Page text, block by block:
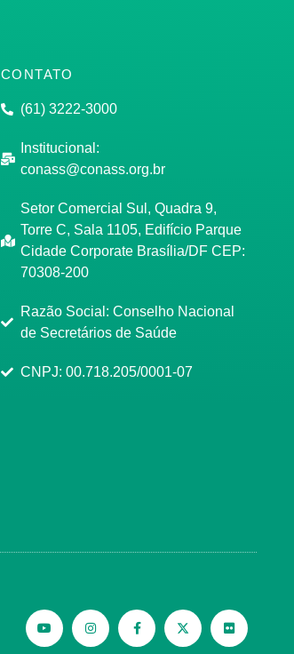
CONTATO
(61) 3222-3000
Institucional:
conass@conass.org.br
Setor Comercial Sul, Quadra 9,
Torre C, Sala 1105, Edifício Parque
Cidade Corporate Brasília/DF CEP:
70308-200
Razão Social: Conselho Nacional
de Secretários de Saúde
CNPJ: 00.718.205/0001-07